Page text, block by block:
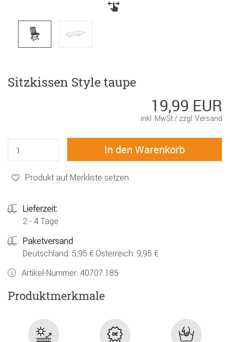
Sitzkissen Style taupe
19,99 EUR
inkl. MwSt / zzgl. Versand
Produkt auf Merkliste setzen
Lieferzeit:
2 - 4 Tage
Paketversand
Deutschland: 5,95 € Österreich: 9,95 €
Artikel-Nummer: 40707.185
Produktmerkmale